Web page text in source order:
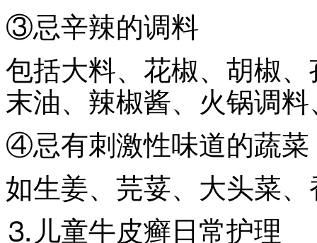
③忌辛辣的调料
包括大料、花椒、胡椒
末油、辣椒酱、火锅调
④忌有刺激性味道的蔬菜
如生姜、芫荽、大头菜
⒊儿童牛皮癣日常护理